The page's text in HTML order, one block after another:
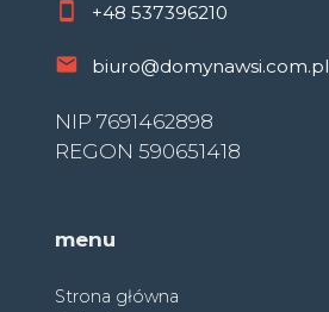
+48 537396210
biuro@domynawsi.com.pl
NIP 7691462898
REGON 590651418
menu
Strona główna